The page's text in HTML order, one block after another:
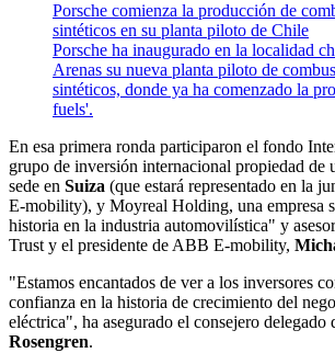
Porsche comienza la producción de
sintéticos en su planta piloto de Chile
Porsche ha inaugurado en la localidad
Arenas su nueva planta piloto de
sintéticos, donde ya ha comenzado la
fuels'.
En esa primera ronda participaron el fondo
grupo de inversión internacional propiedad de
sede en Suiza (que estará representado en la
E-mobility), y Moyreal Holding, una empresa
historia en la industria automovilística" y
Trust y el presidente de ABB E-mobility,
"Estamos encantados de ver a los inversores
confianza en la historia de crecimiento del
eléctrica", ha asegurado el consejero delegado
Rosengren.